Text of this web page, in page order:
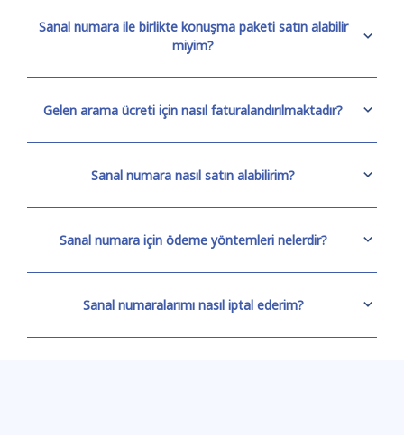
Sanal numara ile birlikte konuşma paketi satın alabilir
miyim?
Gelen arama ücreti için nasıl faturalandırılmaktadır?
Sanal numara nasıl satın alabilirim?
Sanal numara için ödeme yöntemleri nelerdir?
Sanal numaralarımı nasıl iptal ederim?